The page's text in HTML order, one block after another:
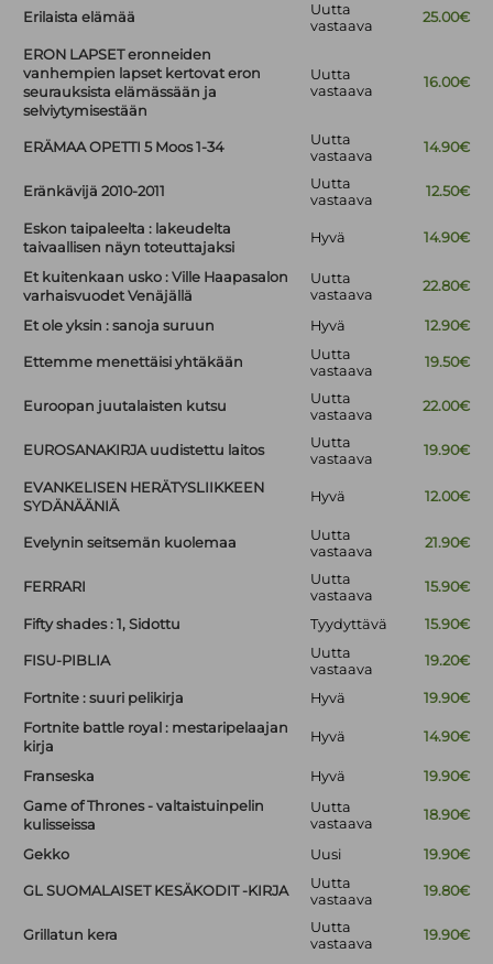
Erilaista elämää
Uutta
vastaava
25.00€
ERON LAPSET eronneiden
vanhempien lapset kertovat eron
seurauksista elämässään ja
selviytymisestään
Uutta
vastaava
16.00€
ERÄMAA OPETTI 5 Moos 1-34
Uutta
vastaava
14.90€
Eränkävijä 2010-2011
Uutta
vastaava
12.50€
Eskon taipaleelta : lakeudelta
taivaallisen näyn toteuttajaksi
Hyvä 14.90€
Et kuitenkaan usko : Ville Haapasalon
varhaisvuodet Venäjällä
Uutta
vastaava
22.80€
Et ole yksin : sanoja suruun Hyvä 12.90€
Ettemme menettäisi yhtäkään
Uutta
vastaava
19.50€
Euroopan juutalaisten kutsu
Uutta
vastaava
22.00€
EUROSANAKIRJA uudistettu laitos
Uutta
vastaava
19.90€
EVANKELISEN HERÄTYSLIIKKEEN
SYDÄNÄÄNIÄ
Hyvä 12.00€
Evelynin seitsemän kuolemaa
Uutta
vastaava
21.90€
FERRARI
Uutta
vastaava
15.90€
Fifty shades : 1, Sidottu Tyydyttävä 15.90€
FISU-PIBLIA
Uutta
vastaava
19.20€
Fortnite : suuri pelikirja Hyvä
19.90€
Fortnite battle royal : mestaripelaajan
kirja
Hyvä 14.90€
Franseska Hyvä
19.90€
Game of Thrones - valtaistuinpelin
kulisseissa
Uutta
vastaava
18.90€
Gekko Uusi 19.90€
GL SUOMALAISET KESÄKODIT -KIRJA
Uutta
vastaava
19.80€
Grillatun kera
Uutta
vastaava
19.90€